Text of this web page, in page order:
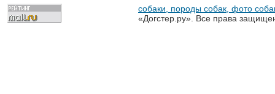
собаки, породы собак, фото
«Догстер.ру». Все права